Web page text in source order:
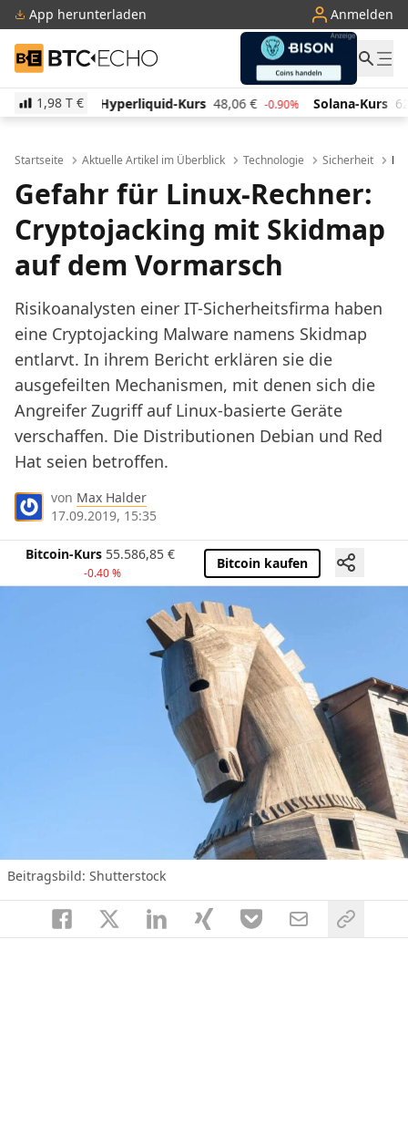
App herunterladen Anmelden
BTC-ECHO
1,98 T €
Kurs 48,06 € -0.90% Solana-Kurs 62,88 € -1.20%
Startseite Aktuelle Artikel im Überblick Technologie Sicherheit
Gefahr für Linux-Rechner:
Cryptojacking mit Skidmap
auf dem Vormarsch
Risikoanalysten einer IT-Sicherheitsfirma haben
eine Cryptojacking Malware namens Skidmap
entlarvt. In ihrem Bericht erklären sie die
ausgefeilten Mechanismen, mit denen sich die
Angreifer Zugriff auf Linux-basierte Geräte
verschaffen. Die Distributionen Debian und Red
Hat seien betroffen.
von Max Halder
17.09.2019, 15:35
Bitcoin-Kurs 55.586,85 €
-0.40 %
Bitcoin kaufen
Beitragsbild: Shutterstock